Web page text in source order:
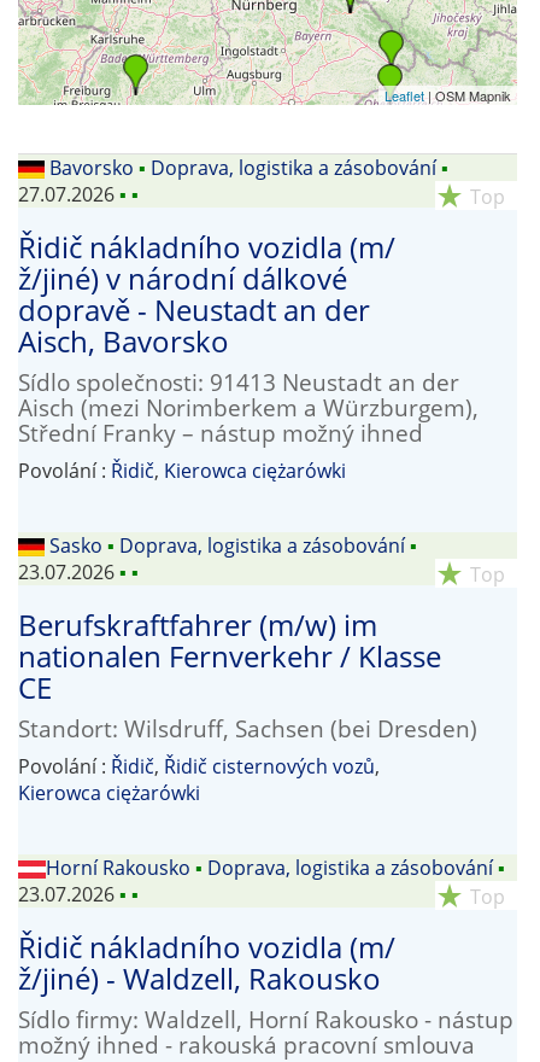
Leaflet| OSM Mapnik
Bavorsko ▪ Doprava, logistika a zásobování▪
27.07.2026▪ ▪ star_rate Top
Řidič nákladního vozidla (m/
ž/jiné) v národní dálkové
dopravě - Neustadt an der
Aisch, Bavorsko
Sídlo společnosti: 91413 Neustadt an der
Aisch (mezi Norimberkem a Würzburgem),
Střední Franky – nástup možný ihned
Povolání : Řidič, Kierowca ciężarówki
Sasko ▪ Doprava, logistika a zásobování▪
23.07.2026▪ ▪ star_rate Top
Berufskraftfahrer (m/w) im
nationalen Fernverkehr / Klasse
CE
Standort: Wilsdruff, Sachsen (bei Dresden)
Povolání : Řidič, Řidič cisternových vozů,
Kierowca ciężarówki
Horní Rakousko ▪ Doprava, logistika a zásobování▪
23.07.2026▪ ▪ star_rate Top
Řidič nákladního vozidla (m/
ž/jiné) - Waldzell, Rakousko
Sídlo firmy: Waldzell, Horní Rakousko - nástup
možný ihned - rakouská pracovní smlouva